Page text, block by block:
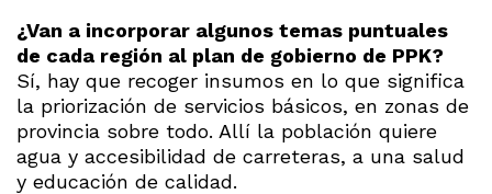
¿Van a incorporar algunos temas puntuales
de cada región al plan de gobierno de PPK?
Sí, hay que recoger insumos en lo que significa
la priorización de servicios básicos, en zonas de
provincia sobre todo. Allí la población quiere
agua y accesibilidad de carreteras, a una salud
y educación de calidad.